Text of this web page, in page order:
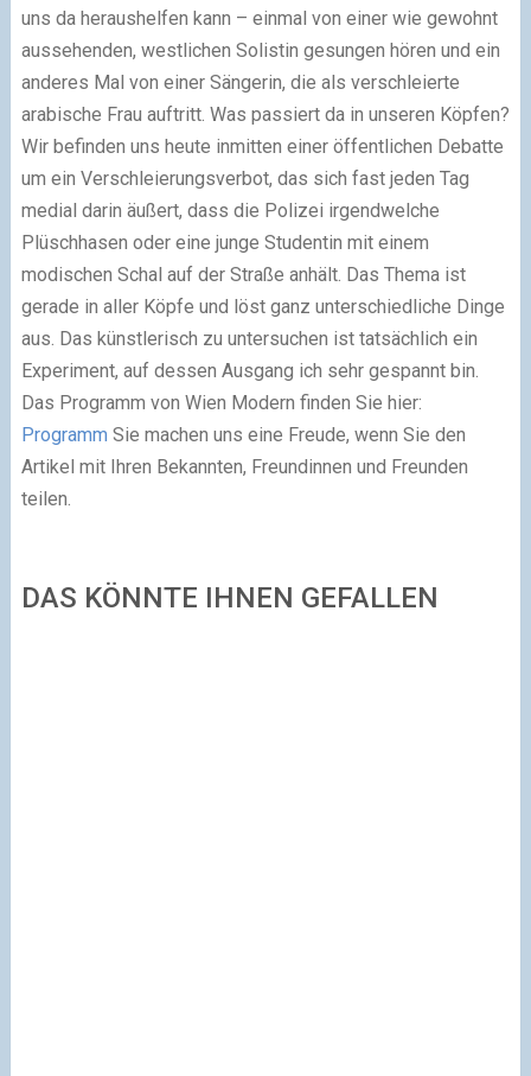
uns da heraushelfen kann – einmal von einer wie gewohnt
aussehenden, westlichen Solistin gesungen hören und ein
anderes Mal von einer Sängerin, die als verschleierte
arabische Frau auftritt. Was passiert da in unseren Köpfen?
Wir befinden uns heute inmitten einer öffentlichen Debatte
um ein Verschleierungsverbot, das sich fast jeden Tag
medial darin äußert, dass die Polizei irgendwelche
Plüschhasen oder eine junge Studentin mit einem
modischen Schal auf der Straße anhält. Das Thema ist
gerade in aller Köpfe und löst ganz unterschiedliche Dinge
aus. Das künstlerisch zu untersuchen ist tatsächlich ein
Experiment, auf dessen Ausgang ich sehr gespannt bin.
Das Programm von Wien Modern finden Sie hier:
Programm Sie machen uns eine Freude, wenn Sie den
Artikel mit Ihren Bekannten, Freundinnen und Freunden
teilen.
DAS KÖNNTE IHNEN GEFALLEN